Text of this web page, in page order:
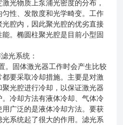
光物质上泵浦光密度的分布，
性、发散度和光学畸变。工作
腔内，因此聚光腔的优劣直接
。椭圆柱聚光腔是目前小型固
光系统：
固体激光器工作时会产生比较
要采取冷却措施。主要是对激
光腔进行冷却，以保证激光器
冷却方法有液体冷却、气体冷
广泛的是液体冷却方法。要获
系统起了很大的作用。滤光系